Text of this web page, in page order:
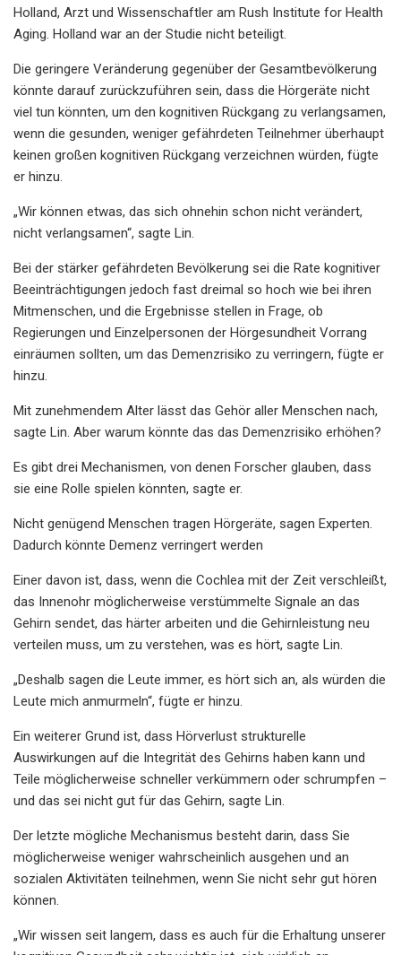
Holland, Arzt und Wissenschaftler am Rush Institute for Health
Aging. Holland war an der Studie nicht beteiligt.
Die geringere Veränderung gegenüber der Gesamtbevölkerung
könnte darauf zurückzuführen sein, dass die Hörgeräte nicht
viel tun könnten, um den kognitiven Rückgang zu verlangsamen,
wenn die gesunden, weniger gefährdeten Teilnehmer überhaupt
keinen großen kognitiven Rückgang verzeichnen würden, fügte
er hinzu.
„Wir können etwas, das sich ohnehin schon nicht verändert,
nicht verlangsamen“, sagte Lin.
Bei der stärker gefährdeten Bevölkerung sei die Rate kognitiver
Beeinträchtigungen jedoch fast dreimal so hoch wie bei ihren
Mitmenschen, und die Ergebnisse stellen in Frage, ob
Regierungen und Einzelpersonen der Hörgesundheit Vorrang
einräumen sollten, um das Demenzrisiko zu verringern, fügte er
hinzu.
Mit zunehmendem Alter lässt das Gehör aller Menschen nach,
sagte Lin. Aber warum könnte das das Demenzrisiko erhöhen?
Es gibt drei Mechanismen, von denen Forscher glauben, dass
sie eine Rolle spielen könnten, sagte er.
Nicht genügend Menschen tragen Hörgeräte, sagen Experten.
Dadurch könnte Demenz verringert werden
Einer davon ist, dass, wenn die Cochlea mit der Zeit verschleißt,
das Innenohr möglicherweise verstümmelte Signale an das
Gehirn sendet, das härter arbeiten und die Gehirnleistung neu
verteilen muss, um zu verstehen, was es hört, sagte Lin.
„Deshalb sagen die Leute immer, es hört sich an, als würden die
Leute mich anmurmeln“, fügte er hinzu.
Ein weiterer Grund ist, dass Hörverlust strukturelle
Auswirkungen auf die Integrität des Gehirns haben kann und
Teile möglicherweise schneller verkümmern oder schrumpfen –
und das sei nicht gut für das Gehirn, sagte Lin.
Der letzte mögliche Mechanismus besteht darin, dass Sie
möglicherweise weniger wahrscheinlich ausgehen und an
sozialen Aktivitäten teilnehmen, wenn Sie nicht sehr gut hören
können.
„Wir wissen seit langem, dass es auch für die Erhaltung unserer